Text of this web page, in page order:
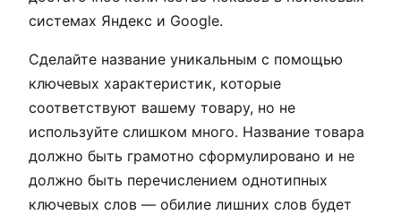
системах Яндекс и Google.
Сделайте название уникальным с помощью
ключевых характеристик, которые
соответствуют вашему товару, но не
используйте слишком много. Название товара
должно быть грамотно сформулировано и не
должно быть перечислением однотипных
ключевых слов — обилие лишних слов будет